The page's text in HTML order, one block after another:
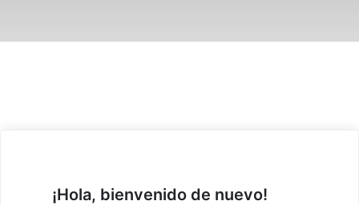
¡Hola, bienvenido de nuevo!